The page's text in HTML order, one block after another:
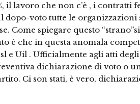
il lavoro che non c’è , i
dopo-voto tutte le
Come spiegare questo
è che in questa anomala
e Uil . Ufficialmente agli atti
dichiarazione di voto o
Ci son stati, è vero,